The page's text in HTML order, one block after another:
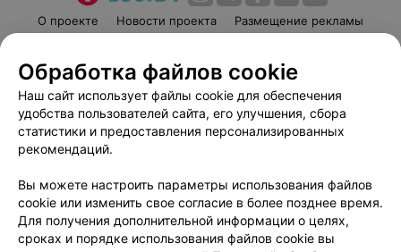
О проекте Новости проекта
Размещение рекламы
Пользовательское соглашение
Способы оплаты
Вакансии
Партнеры
Написать руководителю 103.by
Обработка персональных данных
Обработка файлов cookie
Наш сайт использует файлы cookie для обеспечения
удобства пользователей сайта, его улучшения, сбора
статистики и предоставления персонализированных
рекомендаций.
Вы можете настроить параметры использования файлов
cookie или изменить свое согласие в более позднее время.
Для получения дополнительной информации о целях,
сроках и порядке использования файлов cookie вы